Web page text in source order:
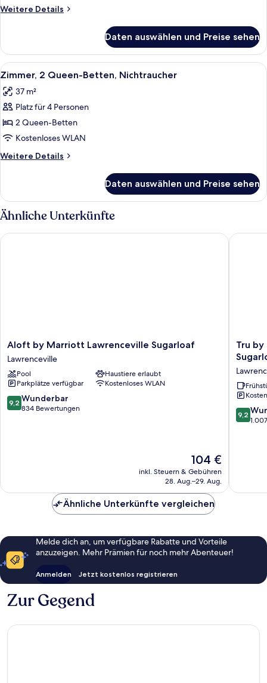
(Study)
Weitere Details
Weitere
1 King-
Bett
und
(Study)
Daten auswählen und Preise sehen
Alle
Fotos
für
Zimmer,
2 Queen-
Betten,
Nichtraucher
anzeigen
Ein Hotelzimmer mit einem runden
4
Zimmer, 2 Queen-Betten, Nichtraucher
37 m²
Platz für 4 Personen
2 Queen-Betten
Kostenloses WLAN
Weitere Details
Weitere
2 Queen-
Betten,
Nichtraucher
Daten auswählen und Preise sehen
Ähnliche Unterkünfte
Aloft
by
Marriott
Lawrenceville
Sugarloaf
Lawrenceville
Aloft by Marriott Lawrenceville Sugarloaf
Lawrenceville
Pool
Haustiere erlaubt
Parkplätze verfügbar
Kostenloses WLAN
9.2
von
9,2 Wunderbar
834 Bewertungen
Der
Preis
beträgt
104 €
inkl. Steuern & Gebühren
28. Aug.–29. Aug.
Aloft by Marriott Lawrenceville Sugarloaf
Tru
by
Hilton
Atlanta
I-
85
Tru
9.2
von
9,2
Tru by
Ähnliche Unterkünfte vergleichen
Melde dich an, um verfügbare Rabatte und Vorteile
anzuzeigen. Mehr Prämien für noch mehr Abenteuer!
Anmelden Jetzt kostenlos registrieren
Zur Gegend